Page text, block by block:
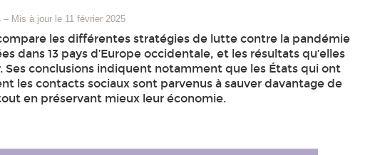
– Mis à jour le 11 février 2025
les différentes stratégies de lutte contre la pandémie
dans 13 pays d’Europe occidentale, et les résultats qu’elles
Ses conclusions indiquent notamment que les États qui ont
les contacts sociaux sont parvenus à sauver davantage de
en préservant mieux leur économie.